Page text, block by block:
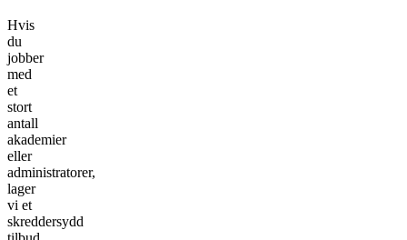
Hvis
du
jobber
med
et
stort
antall
akademier
eller
administratorer,
lager
vi et
skreddersydd